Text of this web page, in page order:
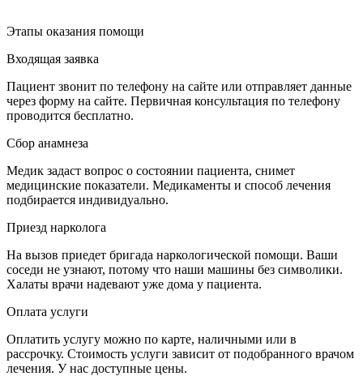
Этапы оказания помощи
Входящая заявка
Пациент звонит по телефону на сайте или отправляет данные
через форму на сайте. Первичная консультация по телефону
проводится бесплатно.
Сбор анамнеза
Медик задаст вопрос о состоянии пациента, снимет
медицинские показатели. Медикаменты и способ лечения
подбирается индивидуально.
Приезд нарколога
На вызов приедет бригада наркологической помощи. Ваши
соседи не узнают, потому что наши машины без символики.
Халаты врачи надевают уже дома у пациента.
Оплата услуги
Оплатить услугу можно по карте, наличными или в
рассрочку. Стоимость услуги зависит от подобранного врачом
лечения. У нас доступные цены.